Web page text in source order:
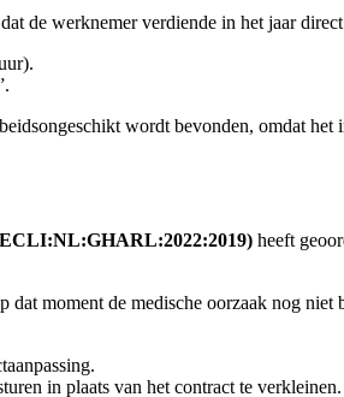
de werknemer verdiende in het jaar
wordt bevonden, omdat het
heeft
moment de medische oorzaak nog niet
in plaats van het contract te verkleinen.